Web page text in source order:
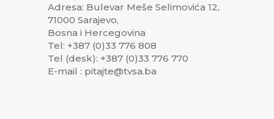
Adresa: Bulevar Meše Selimovića 12,
71000 Sarajevo,
Bosna i Hercegovina
Tel: +387 (0)33 776 808
Tel (desk): +387 (0)33 776 770
E-mail : pitajte@tvsa.ba